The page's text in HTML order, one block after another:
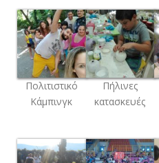
Πολιτιστικό
Κάμπινγκ
Πήλινες
κατασκευές